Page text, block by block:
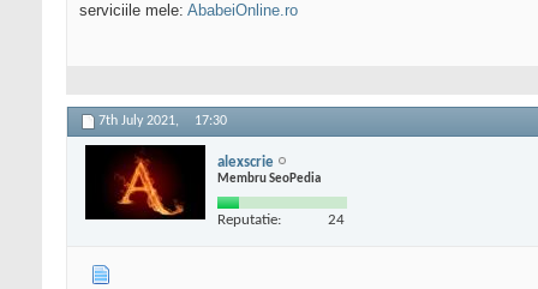
serviciile mele: AbabeiOnline.ro
7th July 2021, 17:30
alexscrie
Membru SeoPedia
Reputatie: 24